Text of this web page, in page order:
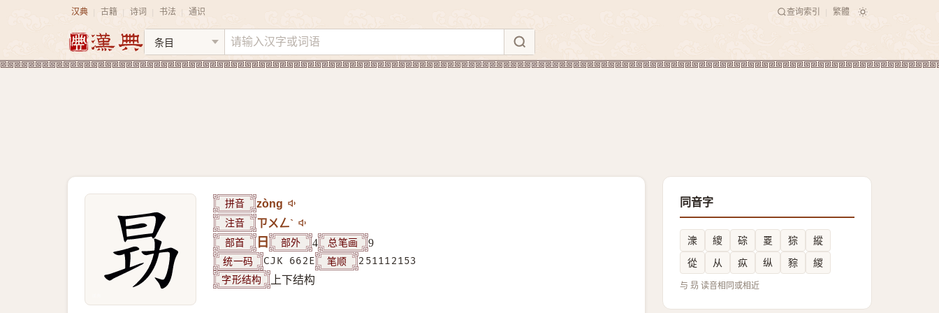
汉典 古籍 诗词 书法 通识 查询索引 繁體
拼音 zòng
注音 ㄗㄨㄥˋ
部首 日 部外 4 总笔画 9
统一码 CJK 662E 笔顺 251112153
字形结构 上下结构
同音字
潨 繌 碂 䍟 猔
縱
從
从 疭 纵 䝋 緵
与 昮 读音相同或相近